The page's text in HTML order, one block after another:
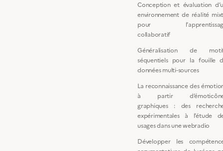
Conception et évaluation
environnement de réalité
pour
collaboratif
Généralisation de
séquentiels pour la fouille
données multi-sources
La reconnaissance des
à partir
graphiques : des
expérimentales à l’étude
usages dans une webradio
Développer les